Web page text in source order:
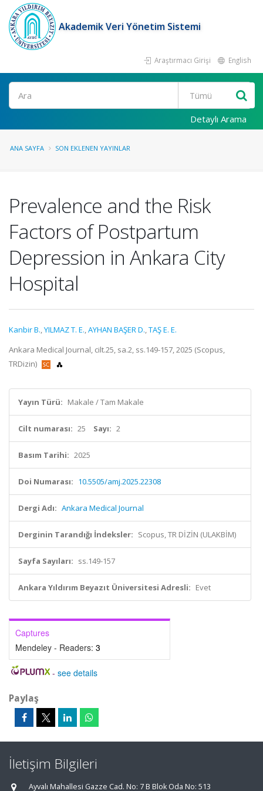
Akademik Veri Yönetim Sistemi
Araştırmacı Girişi English
Ara
Detaylı Arama
ANA SAYFA SON EKLENEN YAYINLAR
Prevalence and the Risk
Factors of Postpartum
Depression in Ankara City
Hospital
Kanbir B.,YILMAZ T. E.,AYHAN BAŞER D.,TAŞ E. E.
Ankara Medical Journal, cilt.25, sa.2, ss.149-157, 2025 (Scopus,
TRDizin)
Yayın Türü: Makale / Tam Makale
Cilt numarası: 25 Sayı: 2
Basım Tarihi: 2025
Doi Numarası: 10.5505/amj.2025.22308
Dergi Adı: Ankara Medical Journal
Derginin Tarandığı İndeksler: Scopus, TR DİZİN (ULAKBİM)
Sayfa Sayıları: ss.149-157
Ankara Yıldırım Beyazıt Üniversitesi Adresli: Evet
Captures
Mendeley - Readers: 3
- see details
Paylaş
İletişim Bilgileri
Ayvalı Mahallesi Gazze Cad. No: 7 B Blok Oda No: 513